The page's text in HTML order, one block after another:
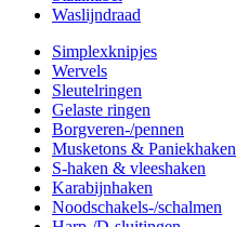
Waslijndraad
Simplexknipjes
Wervels
Sleutelringen
Gelaste ringen
Borgveren-/pennen
Musketons & Paniekhaken
S-haken & vleeshaken
Karabijnhaken
Noodschakels-/schalmen